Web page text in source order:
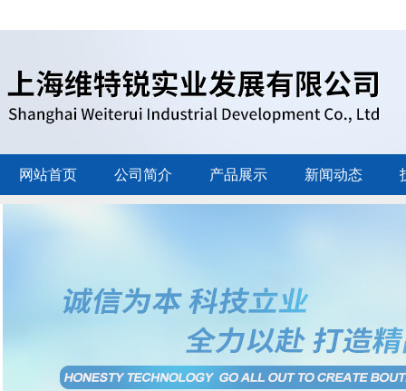
网站首页 公司简介 产品展示 新闻动态